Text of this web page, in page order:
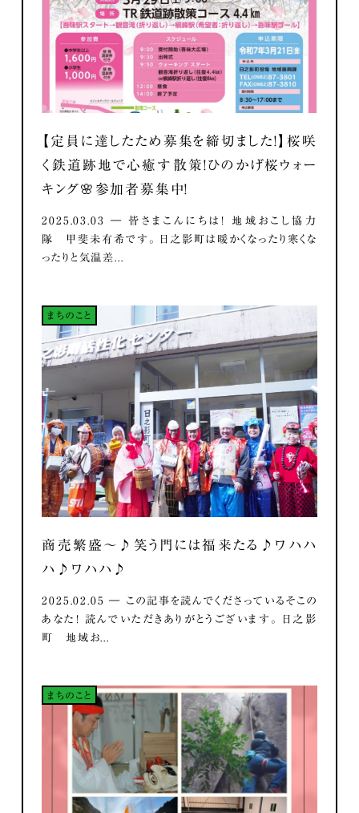
【定員に達したため募集を締切ました！】桜咲
く鉄道跡地で心癒す散策！ひのかげ桜ウォー
キング🌸参加者募集中！
2025.03.03 ― 皆さまこんにちは！ 地域おこし協力
隊 甲斐未有希です。 日之影町は暖かくなったり寒くな
ったりと気温差...
まちのこと
商売繁盛～♪笑う門には福来たる♪ワハハ
ハ♪ワハハ♪
2025.02.05 ― この記事を読んでくださっているそこの
あなた！ 読んでいただきありがとうございます。 日之影
町 地域お...
まちのこと